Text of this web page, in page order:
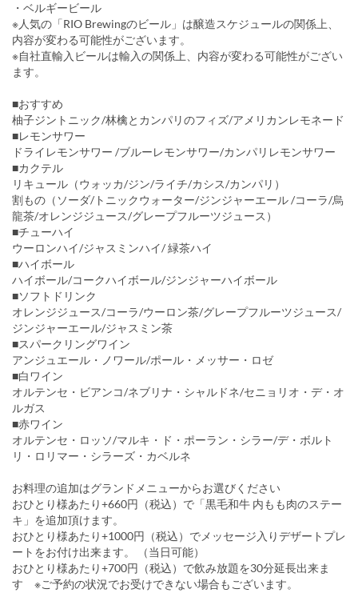
・ベルギービール
※人気の「RIO Brewingのビール」は醸造スケジュールの関係上、
内容が変わる可能性がございます。
※自社直輸入ビールは輸入の関係上、内容が変わる可能性がござい
ます。
■おすすめ
柚子ジントニック/林檎とカンパリのフィズ/アメリカンレモネード
■レモンサワー
ドライレモンサワー /ブルーレモンサワー/カンパリレモンサワー
■カクテル
リキュール（ウォッカ/ジン/ライチ/カシス/カンパリ）
割もの（ソーダ/トニックウォーター/ジンジャーエール /コーラ/烏
龍茶/オレンジジュース/グレープフルーツジュース）
■チューハイ
ウーロンハイ/ジャスミンハイ/ 緑茶ハイ
■ハイボール
ハイボール/コークハイボール/ジンジャーハイボール
■ソフトドリンク
オレンジジュース/コーラ/ウーロン茶/グレープフルーツジュース/
ジンジャーエール/ジャスミン茶
■スパークリングワイン
アンジュエール・ノワール/ポール・メッサー・ロゼ
■白ワイン
オルテンセ・ビアンコ/ネブリナ・シャルドネ/セニョリオ・デ・オ
ルガス
■赤ワイン
オルテンセ・ロッソ/マルキ・ド・ポーラン・シラー/デ・ボルト
リ・ロリマー・シラーズ・カベルネ
お料理の追加はグランドメニューからお選びください
おひとり様あたり+660円（税込）で「黒毛和牛 内もも肉のステー
キ」を追加頂けます。
おひとり様あたり+1000円（税込）でメッセージ入りデザートプレ
ートをお付け出来ます。 （当日可能）
おひとり様あたり+700円（税込）で飲み放題を30分延長出来ま
す ※ご予約の状況でお受けできない場合もございます。